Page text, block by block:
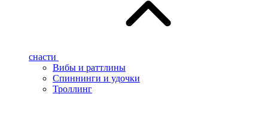
снасти
Вибы и раттлины
Спиннинги и удочки
Троллинг